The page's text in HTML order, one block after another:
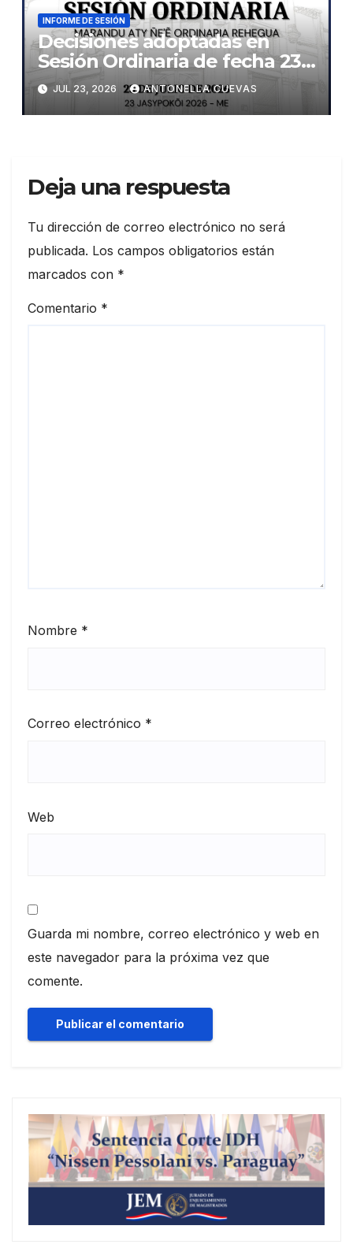
INFORME DE SESIÓN
Decisiones adoptadas en
Sesión Ordinaria de fecha 23
de julio de 2026
JUL 23, 2026 ANTONELLA CUEVAS
Deja una respuesta
Tu dirección de correo electrónico no será
publicada. Los campos obligatorios están
marcados con *
Comentario *
Nombre *
Correo electrónico *
Web
Guarda mi nombre, correo electrónico y web en
este navegador para la próxima vez que
comente.